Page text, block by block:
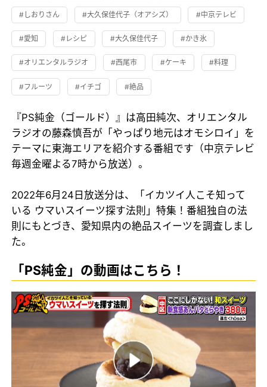
#しおりさん #大久保佳代子（オアシズ） #中京テレビ
#愛知 #レシピ #大久保佳代子 #かき氷
#オリエンタルラジオ #西尾市 #ケーキ #料理
#フルーツ #イチゴ #絶品
『PS純金（ゴールド）』は高田純次、オリエンタル
ラジオの藤森慎吾が「やっぱり地元はオモシロイ」を
テーマに東海エリアを紹介する番組です（中京テレビ
毎週金曜よる7時から放送）。
2022年6月24日放送分は、「イカツイ人こそ知って
いる ウマいスイーツ探す法則」特集！番組独自の法
則にもとづき、愛知県内の絶品スイーツを調査しまし
た。
「PS純金」の動画はこちら！